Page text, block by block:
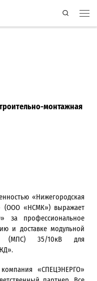
Search
монтажная
«Нижегородская
(ООО «НСМК») выражает
за профессиональное
и доставке модульной
(МПС) 35/10кВ для
«СПЕЦЭНЕРГО»